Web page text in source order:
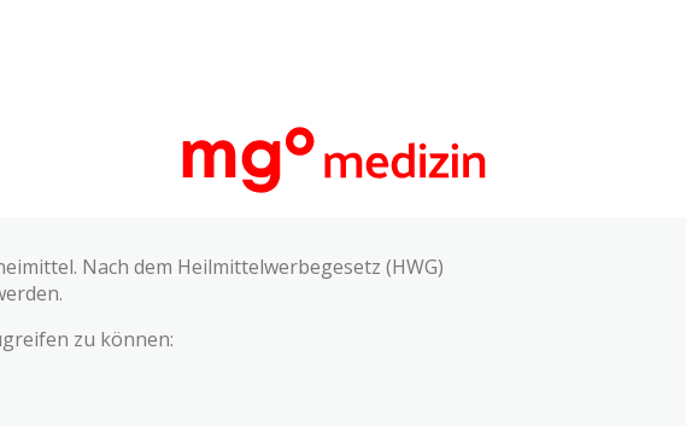
Nach dem Heilmittelwerbegesetz (HWG)
zu können: